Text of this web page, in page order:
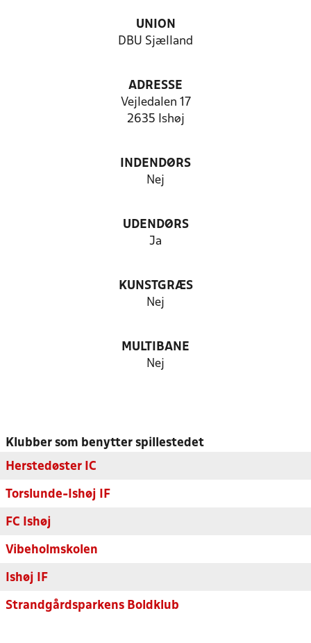
UNION
DBU Sjælland
ADRESSE
Vejledalen 17
2635 Ishøj
INDENDØRS
Nej
UDENDØRS
Ja
KUNSTGRÆS
Nej
MULTIBANE
Nej
Klubber som benytter spillestedet
Herstedøster IC
Torslunde-Ishøj IF
FC Ishøj
Vibeholmskolen
Ishøj IF
Strandgårdsparkens Boldklub